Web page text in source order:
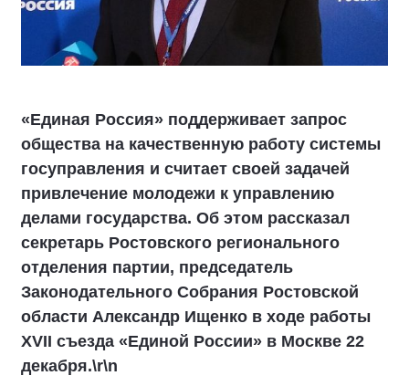
«Единая Россия» поддерживает запрос
общества на качественную работу системы
госуправления и считает своей задачей
привлечение молодежи к управлению
делами государства. Об этом рассказал
секретарь Ростовского регионального
отделения партии, председатель
Законодательного Собрания Ростовской
области Александр Ищенко в ходе работы
XVII съезда «Единой России» в Москве 22
декабря.\r\n